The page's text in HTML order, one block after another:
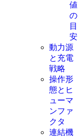
値
の
目
安
動力源
と充電
戦略
操作形
態とヒ
ューマ
ンファ
クタ
連結機